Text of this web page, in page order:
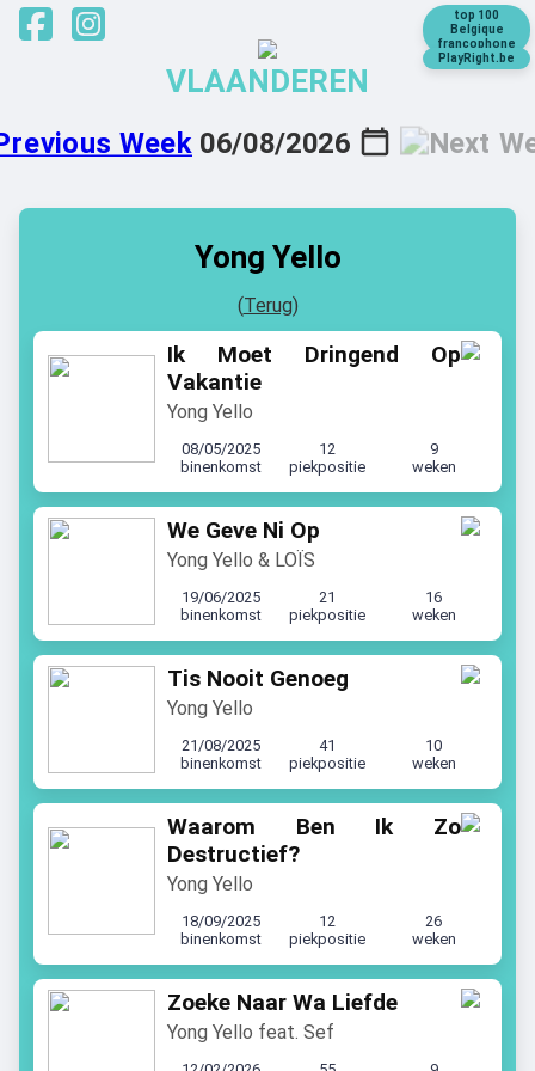
top 100
Belgique
francophone
PlayRight.be
VLAANDEREN
06/08/2026
Yong Yello
(Terug)
Ik Moet Dringend Op
Vakantie
Yong Yello
08/05/2025
binenkomst
12
piekpositie
9
weken
We Geve Ni Op
Yong Yello & LOÏS
19/06/2025
binenkomst
21
piekpositie
16
weken
Tis Nooit Genoeg
Yong Yello
21/08/2025
binenkomst
41
piekpositie
10
weken
Waarom Ben Ik Zo
Destructief?
Yong Yello
18/09/2025
binenkomst
12
piekpositie
26
weken
Zoeke Naar Wa Liefde
Yong Yello feat. Sef